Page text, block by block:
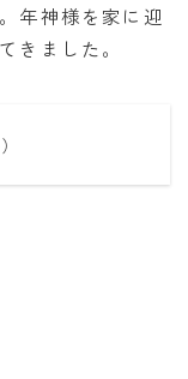
年神様を家に迎
きました。